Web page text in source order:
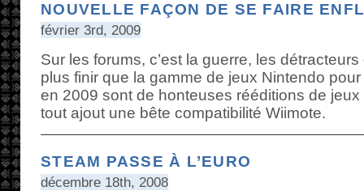
NOUVELLE FAÇON DE SE FAIRE
février 3rd, 2009
Sur les forums, c’est la guerre, les
plus finir que la gamme de jeux Nintendo
en 2009 sont de honteuses rééditions de
tout ajout une bête compatibilité Wiimote.
STEAM PASSE À L’EURO
décembre 18th, 2008